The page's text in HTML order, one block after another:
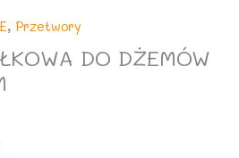
, Przetwory
DO DŻEMÓW